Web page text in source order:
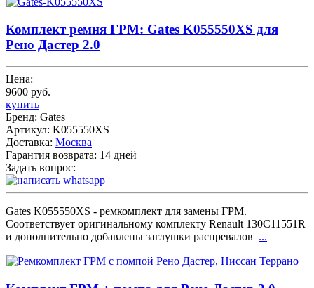
Комплект ремня ГРМ: Gates K055550XS для
Рено Дастер 2.0
Цена:
9600 руб.
купить
Бренд: Gates
Артикул: K055550XS
Доставка: Москва
Гарантия возврата: 14 дней
Задать вопрос:
Gates K055550XS - ремкомплект для замены ГРМ.
Соответствует оригинальному комплекту Renault 130C11551R
и дополнительно добавлены заглушки распревалов ...